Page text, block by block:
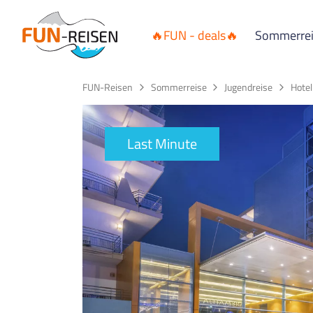
🔥FUN - deals🔥
FUN-Reisen Sommerreise Jugendreise
Last Minute